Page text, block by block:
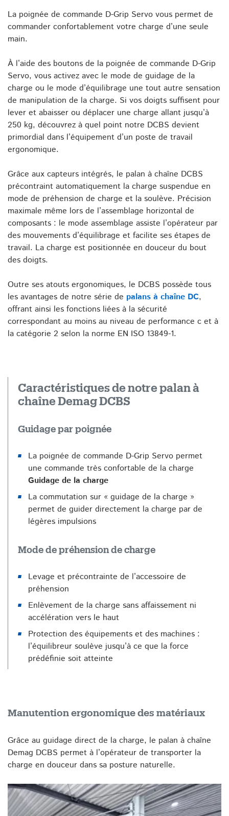
La poignée de commande D-Grip Servo vous permet de
commander confortablement votre charge d’une seule
main.
À l’aide des boutons de la poignée de commande D-Grip
Servo, vous activez avec le mode de guidage de la
charge ou le mode d’équilibrage une tout autre sensation
de manipulation de la charge. Si vos doigts suffisent pour
lever et abaisser ou déplacer une charge allant jusqu’à
250 kg, découvrez à quel point notre DCBS devient
primordial dans l’équipement d’un poste de travail
ergonomique.
Grâce aux capteurs intégrés, le palan à chaîne DCBS
précontraint automatiquement la charge suspendue en
mode de préhension de charge et la soulève. Précision
maximale même lors de l’assemblage horizontal de
composants : le mode assemblage assiste l’opérateur par
des mouvements d’équilibrage et facilite ses étapes de
travail. La charge est positionnée en douceur du bout
des doigts.
Outre ses atouts ergonomiques, le DCBS possède tous
les avantages de notre série de palans à chaîne DC,
offrant ainsi les fonctions liées à la sécurité
correspondant au moins au niveau de performance c et à
la catégorie 2 selon la norme EN ISO 13849-1.
Caractéristiques de notre palan à
chaîne Demag DCBS
Guidage par poignée
La poignée de commande D-Grip Servo permet
une commande très confortable de la charge
Guidage de la charge
La commutation sur « guidage de la charge »
permet de guider directement la charge par de
légères impulsions
Mode de préhension de charge
Levage et précontrainte de l’accessoire de
préhension
Enlèvement de la charge sans affaissement ni
accélération vers le haut
Protection des équipements et des machines :
l’équilibreur soulève jusqu’à ce que la force
prédéfinie soit atteinte
Manutention ergonomique des matériaux
Grâce au guidage direct de la charge, le palan à chaîne
Demag DCBS permet à l’opérateur de transporter la
charge en douceur dans sa posture naturelle.